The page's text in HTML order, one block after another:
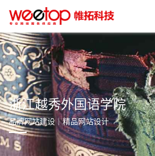
浙江越秀外国语学院
品牌网站建设｜精品网站设计